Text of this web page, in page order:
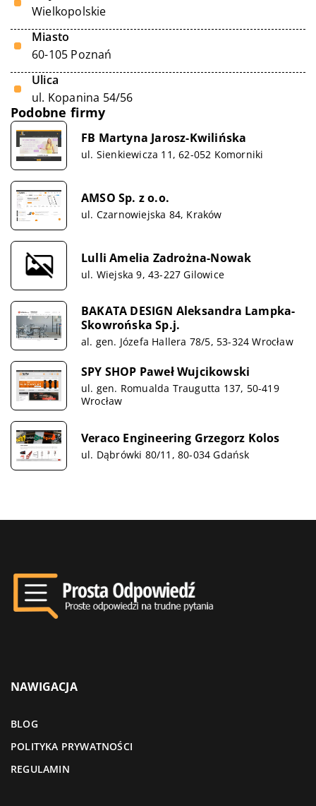
Wielkopolskie
Miasto
60-105 Poznań
Ulica
ul. Kopanina 54/56
Podobne firmy
FB Martyna Jarosz-Kwilińska
ul. Sienkiewicza 11, 62-052 Komorniki
AMSO Sp. z o.o.
ul. Czarnowiejska 84, Kraków
Lulli Amelia Zadrożna-Nowak
ul. Wiejska 9, 43-227 Gilowice
BAKATA DESIGN Aleksandra Lampka-
Skowrońska Sp.j.
al. gen. Józefa Hallera 78/5, 53-324 Wrocław
SPY SHOP Paweł Wujcikowski
ul. gen. Romualda Traugutta 137, 50-419
Wrocław
Veraco Engineering Grzegorz Kolos
ul. Dąbrówki 80/11, 80-034 Gdańsk
NAWIGACJA
BLOG
POLITYKA PRYWATNOŚCI
REGULAMIN